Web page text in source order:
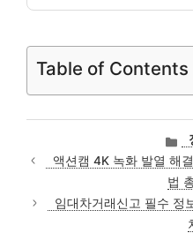
Table of Contents
카
테
고
리
액션캠 4K 녹화 발열 해
법
임대차거래신고 필수 정